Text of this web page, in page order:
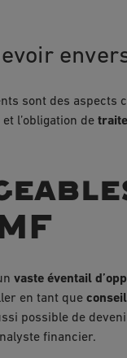
sont des
l’obligation de
vaste éventail
en tant que
possible de
financier.